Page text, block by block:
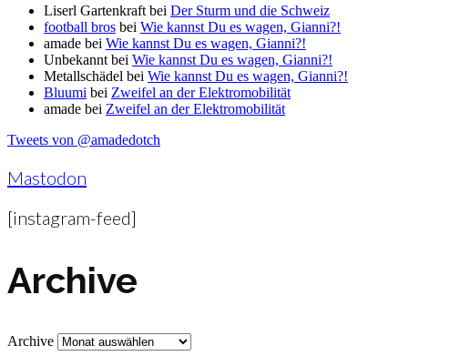
Liserl Gartenkraft bei Der Sturm und die Schweiz
football bros bei Wie kannst Du es wagen, Gianni?!
amade bei Wie kannst Du es wagen, Gianni?!
Unbekannt bei Wie kannst Du es wagen, Gianni?!
Metallschädel bei Wie kannst Du es wagen, Gianni?!
Bluumi bei Zweifel an der Elektromobilität
amade bei Zweifel an der Elektromobilität
Tweets von @amadedotch
Mastodon
[instagram-feed]
Archive
Archive